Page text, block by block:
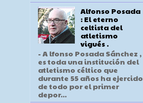
Alfonso Posada
: El eterno
celtista del
atletismo
vigués .
- A lfonso Posada Sánchez ,
es toda una institución del
atletismo céltico que
durante 55 años ha ejercido
de todo por el primer
depor...